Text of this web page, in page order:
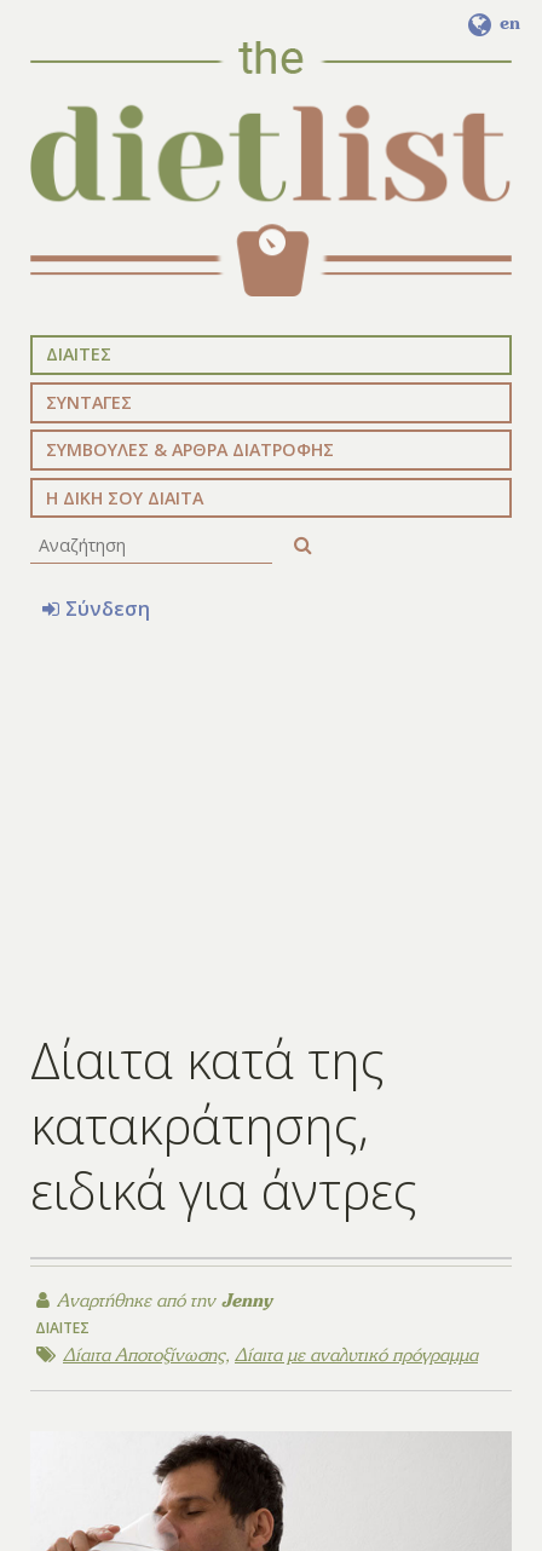
en
ΔΙΑΙΤΕΣ
ΣΥΝΤΑΓΕΣ
ΣΥΜΒΟΥΛΕΣ & ΑΡΘΡΑ ΔΙΑΤΡΟΦΗΣ
Η ΔΙΚΗ ΣΟΥ ΔΙΑΙΤΑ
Σύνδεση
Δίαιτα κατά της
κατακράτησης,
ειδικά για άντρες
Αναρτήθηκε από τηνJenny
ΔΊΑΙΤΕΣ
Δίαιτα Αποτοξίνωσης, Δίαιτα με αναλυτικό πρόγραμμα